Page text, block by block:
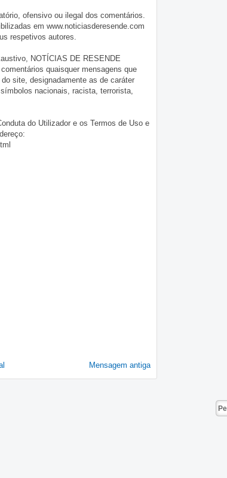
ofensivo ou ilegal dos comentários.
em www.noticiasderesende.com
respetivos autores.
NOTÍCIAS DE RESENDE
quaisquer mensagens que
site, designadamente as de caráter
nacionais, racista, terrorista,
do Utilizador e os Termos de Uso e
Mensagem antiga